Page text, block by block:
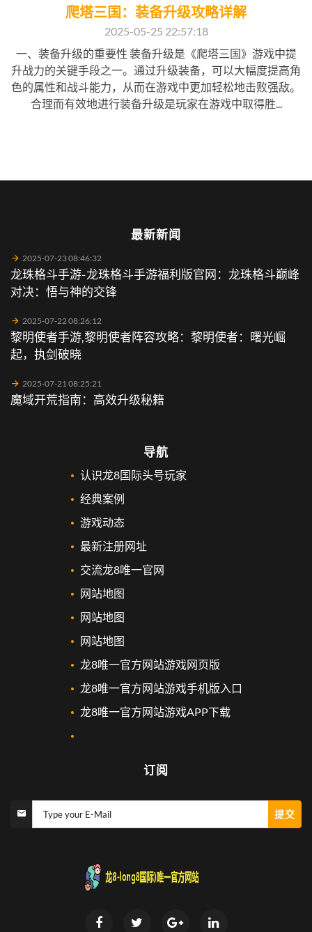
爬塔三国：装备升级攻略详解
2025-05-25 22:57:18
一、装备升级的重要性 装备升级是《爬塔三国》游戏中提
升战力的关键手段之一。通过升级装备，可以大幅度提高角
色的属性和战斗能力，从而在游戏中更加轻松地击败强敌。
合理而有效地进行装备升级是玩家在游戏中取得胜...
最新新闻
2025-07-23 08:46:32
龙珠格斗手游-龙珠格斗手游福利版官网：龙珠格斗巅峰
对决：悟与神的交锋
2025-07-22 08:26:12
黎明使者手游,黎明使者阵容攻略：黎明使者：曙光崛
起，执剑破晓
2025-07-21 08:25:21
魔域开荒指南：高效升级秘籍
导航
认识龙8国际头号玩家
经典案例
游戏动态
最新注册网址
交流龙8唯一官网
网站地图
网站地图
网站地图
龙8唯一官方网站游戏网页版
龙8唯一官方网站游戏手机版入口
龙8唯一官方网站游戏APP下载
订阅
Type your E-Mail 提交